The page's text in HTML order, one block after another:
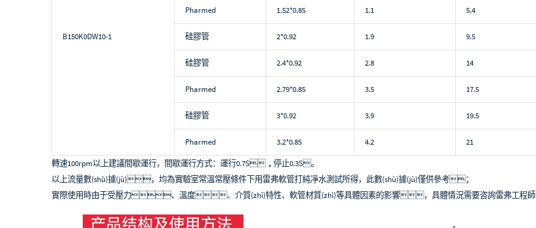
B150K0DW10-1
Pharmed 1.52*0.85 1.1 5.4
硅膠管 2*0.92 1.9 9.5
硅膠管 2.4*0.92 2.8 14
Pharmed 2.79*0.85 3.5 17.5
硅膠管 3*0.92 3.9 19.5
Pharmed 3.2*0.85 4.2 21
轉速100rpm以上建議間歇運行，間歇運行方式：運行0.7S，停止0.3S。
以上流量數(shù)據(jù)，均為實驗室常溫常壓條件下用雷弗軟管打純凈水測試所得，此數(shù)據(jù)僅供參考；
實際使用時由于受壓力、溫度、介質(zhì)特性、軟管材質(zhì)等具體因素的影響，具體情況需要咨詢雷弗工程師